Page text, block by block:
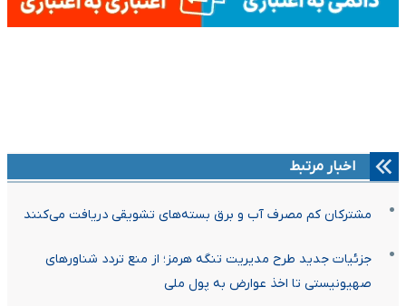
اخبار مرتبط
مشترکان کم مصرف آب و برق بسته‌های تشویقی دریافت می‌کنند
جزئیات جدید طرح مدیریت تنگه هرمز؛ از منع تردد شناورهای
صهیونیستی تا اخذ عوارض به پول ملی